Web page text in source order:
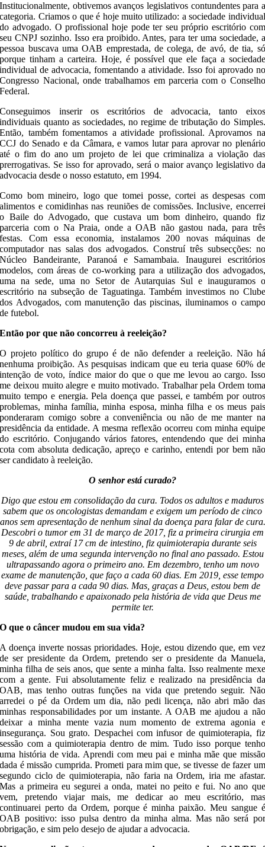
Institucionalmente, obtivemos avanços legislativos contundentes para a
categoria. Criamos o que é hoje muito utilizado: a sociedade individual
do advogado. O profissional hoje pode ter seu próprio escritório com
seu CNPJ sozinho. Isso era proibido. Antes, para ter uma sociedade, a
pessoa buscava uma OAB emprestada, de colega, de avó, de tia, só
porque tinham a carteira. Hoje, é possível que ele faça a sociedade
individual de advocacia, fomentando a atividade. Isso foi aprovado no
Congresso Nacional, onde trabalhamos em parceria com o Conselho
Federal.
Conseguimos inserir os escritórios de advocacia, tanto eixos
individuais quanto as sociedades, no regime de tributação do Simples.
Então, também fomentamos a atividade profissional. Aprovamos na
CCJ do Senado e da Câmara, e vamos lutar para aprovar no plenário
até o fim do ano um projeto de lei que criminaliza a violação das
prerrogativas. Se isso for aprovado, será o maior avanço legislativo da
advocacia desde o nosso estatuto, em 1994.
Como bom mineiro, logo que tomei posse, cortei as despesas com
alimentos e comidinhas nas reuniões de comissões. Inclusive, encerrei
o Baile do Advogado, que custava um bom dinheiro, quando fiz
parceria com o Na Praia, onde a OAB não gastou nada, para três
festas. Com essa economia, instalamos 200 novas máquinas de
computador nas salas dos advogados. Construí três subsecções: no
Núcleo Bandeirante, Paranoá e Samambaia. Inaugurei escritórios
modelos, com áreas de co-working para a utilização dos advogados,
uma na sede, uma no Setor de Autarquias Sul e inauguramos o
escritório na subseção de Taguatinga. Também investimos no Clube
dos Advogados, com manutenção das piscinas, iluminamos o campo
de futebol.
Então por que não concorreu à reeleição?
O projeto político do grupo é de não defender a reeleição. Não há
nenhuma proibição. As pesquisas indicam que eu teria quase 60% de
intenção de voto, índice maior do que o que me levou ao cargo. Isso
me deixou muito alegre e muito motivado. Trabalhar pela Ordem toma
muito tempo e energia. Pela doença que passei, e também por outros
problemas, minha família, minha esposa, minha filha e os meus pais
ponderaram comigo sobre a conveniência ou não de me manter na
presidência da entidade. A mesma reflexão ocorreu com minha equipe
do escritório. Conjugando vários fatores, entendendo que dei minha
cota com absoluta dedicação, apreço e carinho, entendi por bem não
ser candidato à reeleição.
O senhor está curado?
Digo que estou em consolidação da cura. Todos os adultos e maduros
sabem que os oncologistas demandam e exigem um período de cinco
anos sem apresentação de nenhum sinal da doença para falar de cura.
Descobri o tumor em 31 de março de 2017, fiz a primeira cirurgia em
9 de abril, extraí 17 cm de intestino, fiz quimioterapia durante seis
meses, além de uma segunda intervenção no final ano passado. Estou
ultrapassando agora o primeiro ano. Em dezembro, tenho um novo
exame de manutenção, que faço a cada 60 dias. Em 2019, esse tempo
deve passar para a cada 90 dias. Mas, graças a Deus, estou bem de
saúde, trabalhando e apaixonado pela história de vida que Deus me
permite ter.
O que o câncer mudou em sua vida?
A doença inverte nossas prioridades. Hoje, estou dizendo que, em vez
de ser presidente da Ordem, pretendo ser o presidente da Manuela,
minha filha de seis anos, que sente a minha falta. Isso realmente mexe
com a gente. Fui absolutamente feliz e realizado na presidência da
OAB, mas tenho outras funções na vida que pretendo seguir. Não
arredei o pé da Ordem um dia, não pedi licença, não abri mão das
minhas responsabilidades por um instante. A OAB me ajudou a não
deixar a minha mente vazia num momento de extrema agonia e
insegurança. Sou grato. Despachei com infusor de quimioterapia, fiz
sessão com a quimioterapia dentro de mim. Tudo isso porque tenho
uma história de vida. Aprendi com meu pai e minha mãe que missão
dada é missão cumprida. Prometi para mim que, se tivesse de fazer um
segundo ciclo de quimioterapia, não faria na Ordem, iria me afastar.
Mas a primeira eu segurei a onda, matei no peito e fui. No ano que
vem, pretendo viajar mais, me dedicar ao meu escritório, mas
continuarei perto da Ordem, porque é minha paixão. Meu sangue é
OAB positivo: isso pulsa dentro da minha alma. Mas não será por
obrigação, e sim pelo desejo de ajudar a advocacia.